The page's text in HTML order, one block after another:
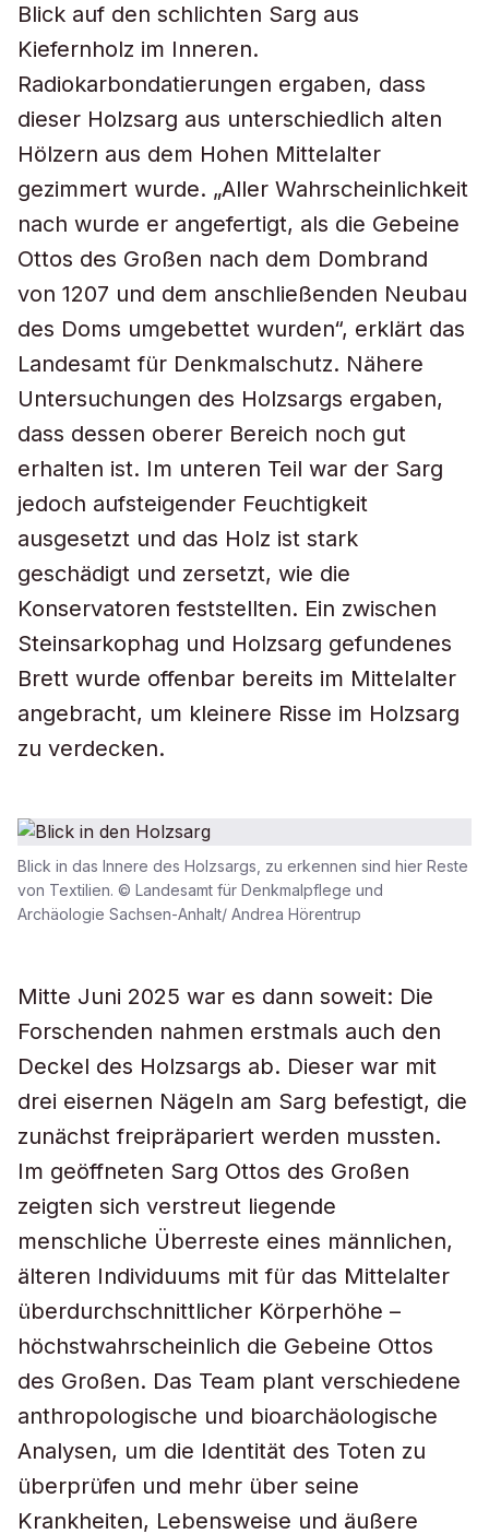
Blick auf den schlichten Sarg aus
Kiefernholz im Inneren.
Radiokarbondatierungen ergaben, dass
dieser Holzsarg aus unterschiedlich alten
Hölzern aus dem Hohen Mittelalter
gezimmert wurde. „Aller Wahrscheinlichkeit
nach wurde er angefertigt, als die Gebeine
Ottos des Großen nach dem Dombrand
von 1207 und dem anschließenden Neubau
des Doms umgebettet wurden“, erklärt das
Landesamt für Denkmalschutz. Nähere
Untersuchungen des Holzsargs ergaben,
dass dessen oberer Bereich noch gut
erhalten ist. Im unteren Teil war der Sarg
jedoch aufsteigender Feuchtigkeit
ausgesetzt und das Holz ist stark
geschädigt und zersetzt, wie die
Konservatoren feststellten. Ein zwischen
Steinsarkophag und Holzsarg gefundenes
Brett wurde offenbar bereits im Mittelalter
angebracht, um kleinere Risse im Holzsarg
zu verdecken.
Blick in das Innere des Holzsargs, zu erkennen sind hier Reste
von Textilien. © Landesamt für Denkmalpflege und
Archäologie Sachsen-Anhalt/ Andrea Hörentrup
Mitte Juni 2025 war es dann soweit: Die
Forschenden nahmen erstmals auch den
Deckel des Holzsargs ab. Dieser war mit
drei eisernen Nägeln am Sarg befestigt, die
zunächst freipräpariert werden mussten.
Im geöffneten Sarg Ottos des Großen
zeigten sich verstreut liegende
menschliche Überreste eines männlichen,
älteren Individuums mit für das Mittelalter
überdurchschnittlicher Körperhöhe –
höchstwahrscheinlich die Gebeine Ottos
des Großen. Das Team plant verschiedene
anthropologische und bioarchäologische
Analysen, um die Identität des Toten zu
überprüfen und mehr über seine
Krankheiten, Lebensweise und äußere